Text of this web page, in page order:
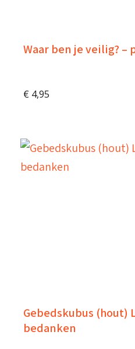
Waar ben je veilig? –
€ 4,95
Gebedskubus (hout)
bedanken